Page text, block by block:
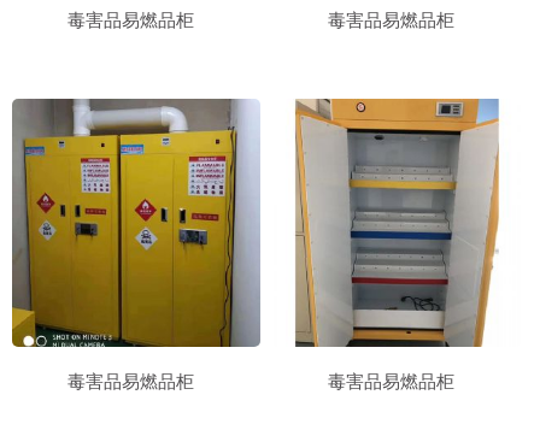
毒害品易燃品柜 毒害品易燃品柜
毒害品易燃品柜 毒害品易燃品柜